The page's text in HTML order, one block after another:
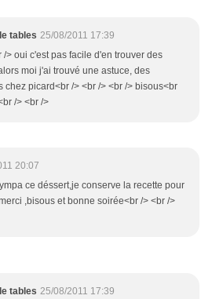
tables 25/08/2011 17:39
/> oui c'est pas facile d'en trouver des
moi j'ai trouvé une astuce, des
chez picard<br /> <br /> <br /> bisous<br
/> <br />
20:07
ce déssert,je conserve la recette pour
,bisous et bonne soirée<br /> <br />
tables 25/08/2011 17:39